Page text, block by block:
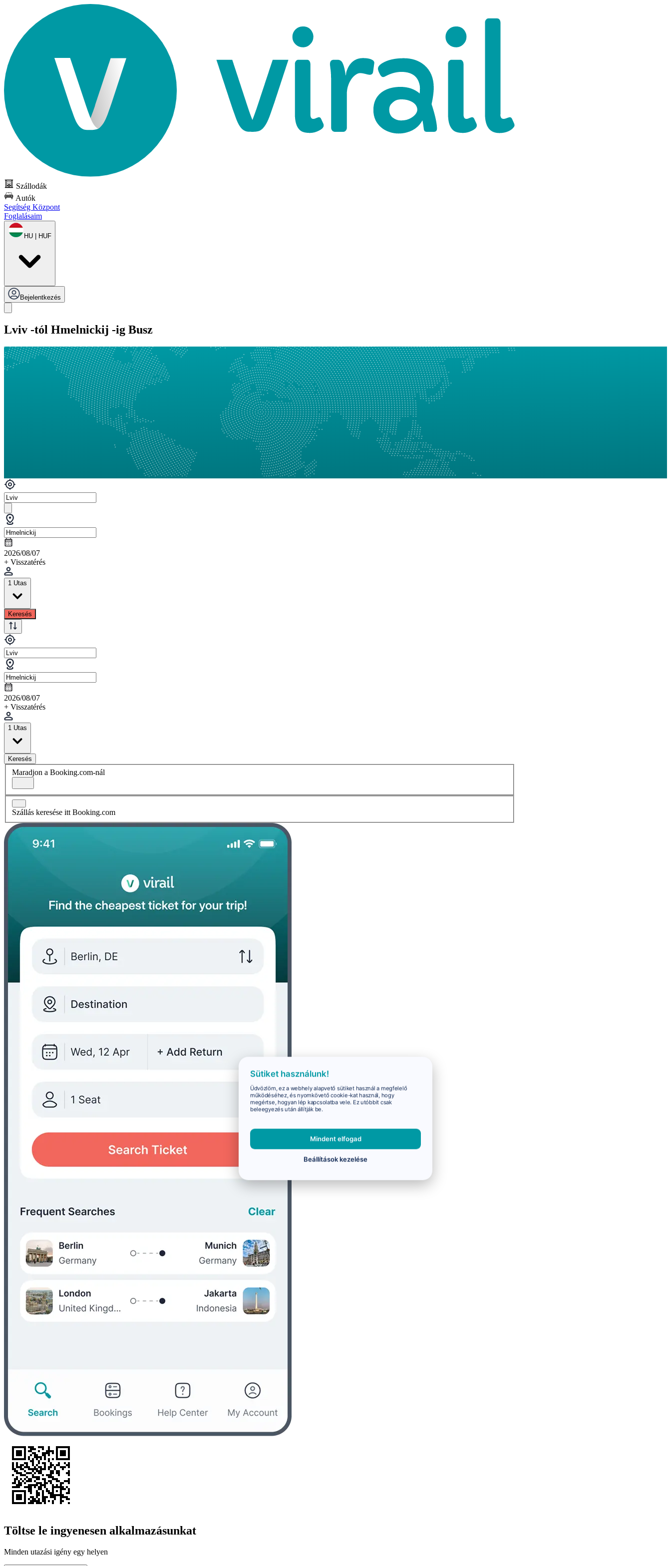
Szállodák
Autók
Segítség Központ
Foglalásaim
HU | HUF
Bejelentkezés
Lviv -tól Hmelnickij -ig Busz
2026/08/07
+ Visszatérés
1 Utas
Keresés
2026/08/07
+ Visszatérés
1 Utas
Keresés
Maradjon a Booking.com-nál
Szállás keresése itt Booking.com
Töltse le ingyenesen alkalmazásunkat
Minden utazási igény egy helyen
Sütiket használunk!
Üdvözlöm, ez a webhely alapvető sütiket használ a megfelelő
működéséhez, és nyomkövető cookie-kat használ, hogy
megértse, hogyan lép kapcsolatba vele. Ez utóbbit csak
beleegyezés után állítják be.
Mindent elfogad
Beállítások kezelése